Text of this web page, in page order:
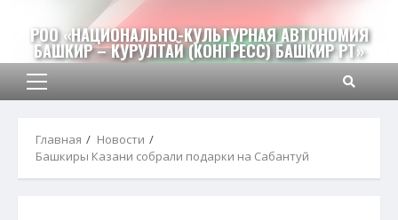
содержимому
РОО «НАЦИОНАЛЬНО-КУЛЬТУРНАЯ АВТОНОМИЯ
БАШКИР – КУРУЛТАЙ (КОНГРЕСС) БАШКИР РТ»
Основное
Главная
Новости
Башкиры Казани собрали подарки на Сабантуй